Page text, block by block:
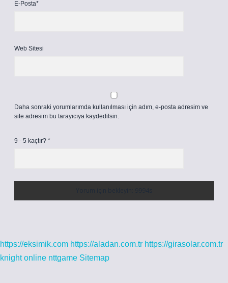
E-Posta*
Web Sitesi
Daha sonraki yorumlarımda kullanılması için adım, e-posta adresim ve
site adresim bu tarayıcıya kaydedilsin.
9 - 5 kaçtır? *
https://eksimik.com https://aladan.com.tr https://girasolar.com.tr
knight online nttgame Sitemap